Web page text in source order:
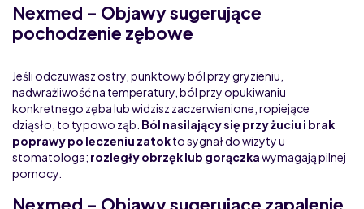
Nexmed – Objawy sugerujące
pochodzenie zębowe
Jeśli odczuwasz ostry, punktowy ból przy gryzieniu,
nadwrażliwość na temperatury, ból przy opukiwaniu
konkretnego zęba lub widzisz zaczerwienione, ropiejące
dziąsło, to typowo ząb. Ból nasilający się przy żuciu i brak
poprawy po leczeniu zatokto sygnał do wizyty u
stomatologa; rozległy obrzęk lub gorączkawymagają pilnej
pomocy.
Nexmed – Objawy sugerujące zapalenie